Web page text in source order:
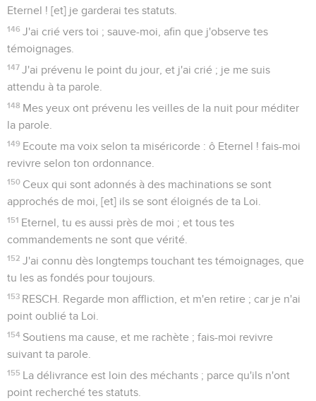
Eternel ! [et] je garderai tes statuts.
146 J'ai crié vers toi ; sauve-moi, afin que j'observe tes
témoignages.
147 J'ai prévenu le point du jour, et j'ai crié ; je me suis
attendu à ta parole.
148 Mes yeux ont prévenu les veilles de la nuit pour méditer
la parole.
149 Ecoute ma voix selon ta miséricorde : ô Eternel ! fais-moi
revivre selon ton ordonnance.
150 Ceux qui sont adonnés à des machinations se sont
approchés de moi, [et] ils se sont éloignés de ta Loi.
151 Eternel, tu es aussi près de moi ; et tous tes
commandements ne sont que vérité.
152 J'ai connu dès longtemps touchant tes témoignages, que
tu les as fondés pour toujours.
153 RESCH. Regarde mon affliction, et m'en retire ; car je n'ai
point oublié ta Loi.
154 Soutiens ma cause, et me rachète ; fais-moi revivre
suivant ta parole.
155 La délivrance est loin des méchants ; parce qu'ils n'ont
point recherché tes statuts.